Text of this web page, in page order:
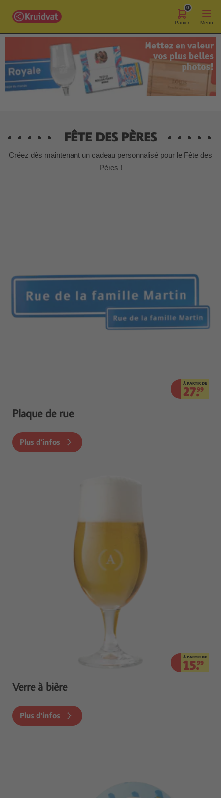
0
Panier Menu
FÊTE DES PÈRES
Créez dès maintenant un cadeau personnalisé pour le Fête des
Pères !
À PARTIR DE
27.99
Plaque de rue
Plus d'infos
À PARTIR DE
15.99
Verre à bière
Plus d'infos